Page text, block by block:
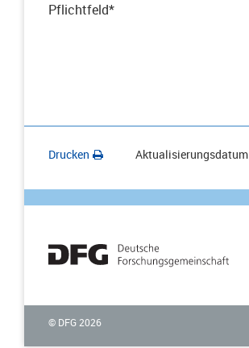
Pflichtfeld*
Drucken Aktualisierungsdatum
© DFG 2026